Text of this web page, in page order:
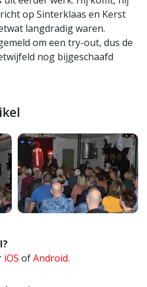
op Sinterklaas en Kerst
langdradig waren.
om een try-out, dus de
nog bijgeschaafd
iOS ofAndroid.